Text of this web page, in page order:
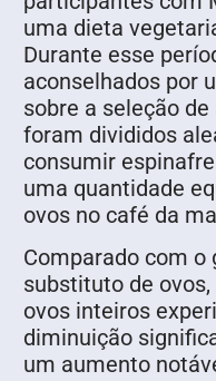
uma dieta
Durante esse
aconselhados por
sobre a seleção
foram divididos
consumir
uma quantidade
ovos no café da
Comparado com o
substituto de
ovos inteiros
diminuição
um aumento